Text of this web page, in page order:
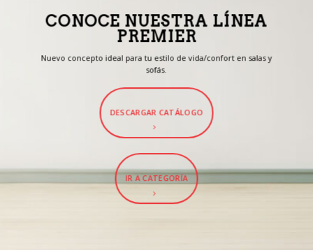
CONOCE NUESTRA LÍNEA
PREMIER
Nuevo concepto ideal para tu estilo de vida/confort en salas y
sofás.
DESCARGAR CATÁLOGO
IR A CATEGORÍA